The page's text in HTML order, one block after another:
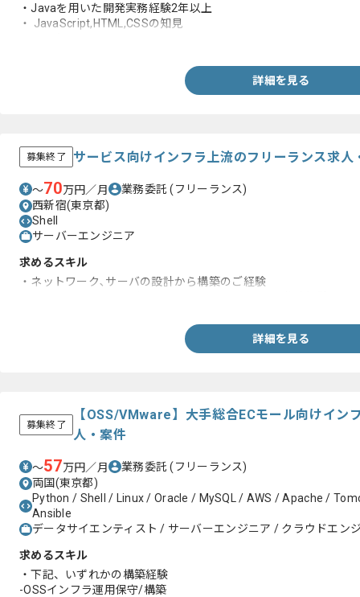
・Javaを用いた開発実務経験2年以上
・ JavaScript,HTML,CSSの知見
詳細を見る
募集終了 サービス向けインフラ上流のフリーランス求人
〜70万円／月 業務委託(フリーランス)
西新宿(東京都)
Shell
サーバーエンジニア
求めるスキル
・ネットワーク､サーバの設計から構築のご経験
詳細を見る
募集終了
【OSS/VMware】大手総合ECモール向けイン
人・案件
〜57万円／月 業務委託(フリーランス)
両国(東京都)
Python / Shell / Linux / Oracle / MySQL / AWS / Apache /
Ansible
データサイエンティスト / サーバーエンジニア / クラウドエン
求めるスキル
・下記、いずれかの構築経験
-OSSインフラ運用保守/構築